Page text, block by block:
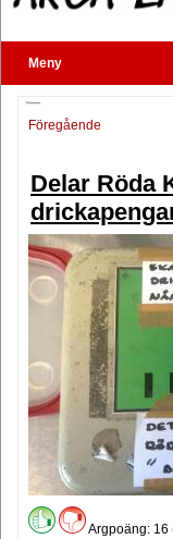
Meny
Föregående
Delar Röda
Argpoäng: 16